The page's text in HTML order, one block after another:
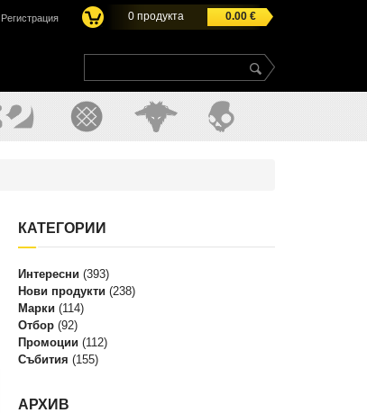
Регистрация 0 продукта 0.00€
КАТЕГОРИИ
Интересни (393)
Нови продукти (238)
Марки (114)
Отбор (92)
Промоции (112)
Събития (155)
АРХИВ